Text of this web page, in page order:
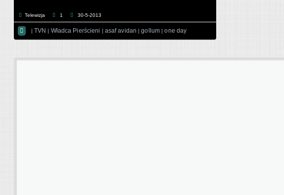
Telewizja 1 30-5-2013
 | TVN | Władca Pierścieni | asaf avidan |gollum |one day